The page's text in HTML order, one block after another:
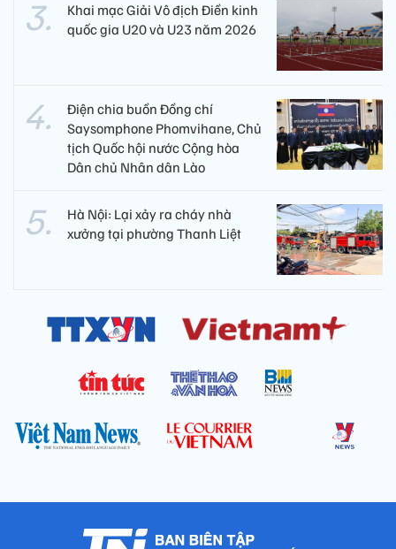
Khai mạc Giải Vô địch Điền kinh
quốc gia U20 và U23 năm 2026
Điện chia buồn Đồng chí
Saysomphone Phomvihane, Chủ
tịch Quốc hội nước Cộng hòa
Dân chủ Nhân dân Lào
Hà Nội: Lại xảy ra cháy nhà
xưởng tại phường Thanh Liệt